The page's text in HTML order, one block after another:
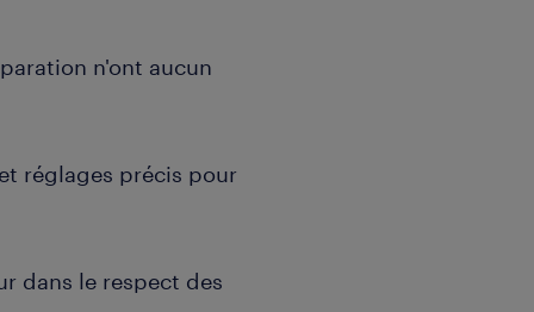
n'ont aucun
réglages précis pour
dans le respect des